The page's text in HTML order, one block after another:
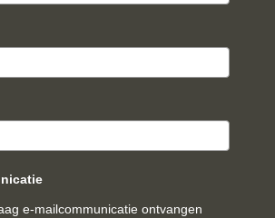
e-mailcommunicatie ontvangen